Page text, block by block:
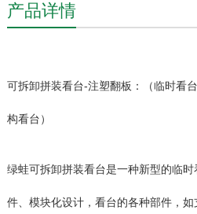
产品详情
可拆卸拼装看台-注塑翻板：（临时看
构看台）
绿蛙可拆卸拼装看台是一种新型的临
件、模块化设计，看台的各种部件，